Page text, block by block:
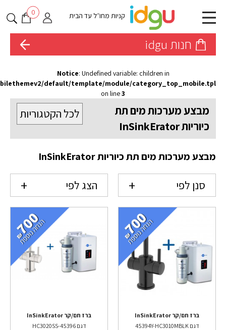
קניות מחו״ל עד הבית 0
חנות idgu
Notice: Undefined variable: children in
default/template/module/category_top_mobile.tpl
on line3
לכל הקטגוריות
מבצע מערכות מים תת
כיוריות InSinkErator
מבצע מערכות מים תת כיוריות InSinkErator
סנן לפי הצג לפי
ברז חם/קר InSinkErator
דגם 45394Y-HC3010MBLK
ברז חם/קר InSinkErator
דגם 45396-HC3020SS